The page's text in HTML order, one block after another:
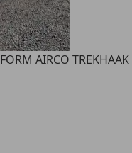
AIRCO TREKHAAK